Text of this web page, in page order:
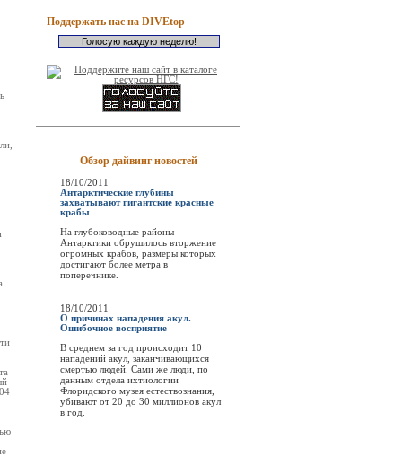
Поддержать нас на DIVEtop
Обзор дайвинг новостей
18/10/2011
Антарктические глубины
захватывают гигантские красные
крабы
На глубоководные районы
Антарктики обрушилось вторжение
огромных крабов, размеры которых
достигают более метра в
поперечнике.
18/10/2011
О причинах нападения акул.
Ошибочное восприятие
В среднем за год происходит 10
нападений акул, заканчивающихся
смертью людей. Сами же люди, по
данным отдела ихтиологии
Флоридского музея естествознания,
убивают от 20 до 30 миллионов акул
в год.